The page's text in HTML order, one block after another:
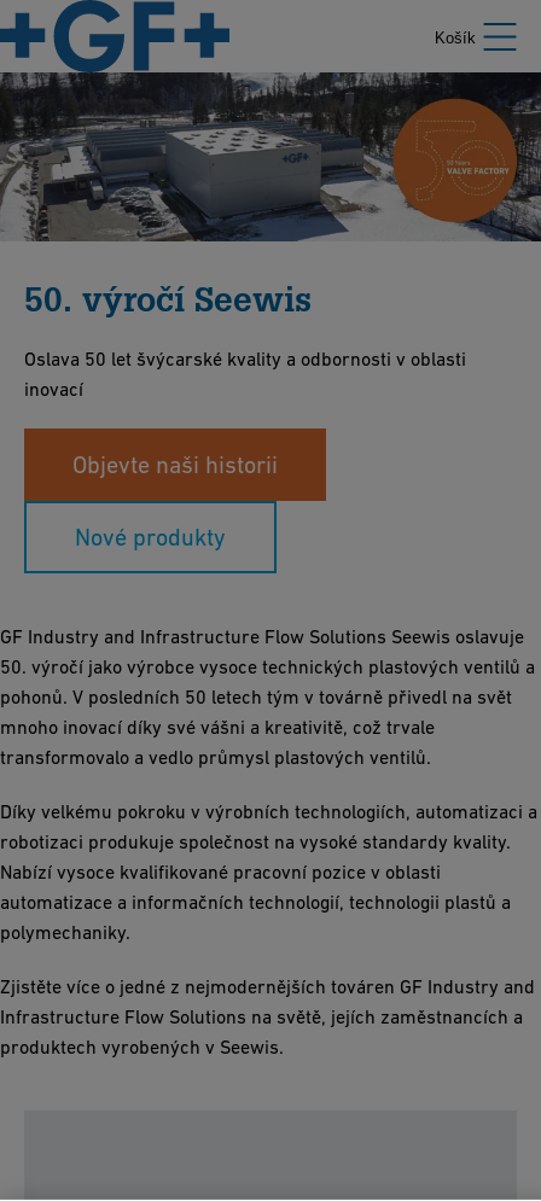
Košík
50. výročí Seewis
Oslava 50 let švýcarské kvality a odbornosti v oblasti
inovací
Objevte naši historii
Nové produkty
GF Industry and Infrastructure Flow Solutions Seewis oslavuje
50. výročí jako výrobce vysoce technických plastových ventilů a
pohonů. V posledních 50 letech tým v továrně přivedl na svět
mnoho inovací díky své vášni a kreativitě, což trvale
transformovalo a vedlo průmysl plastových ventilů.
Díky velkému pokroku v výrobních technologiích, automatizaci a
robotizaci produkuje společnost na vysoké standardy kvality.
Nabízí vysoce kvalifikované pracovní pozice v oblasti
automatizace a informačních technologií, technologii plastů a
polymechaniky.
Zjistěte více o jedné z nejmodernějších továren GF Industry and
Infrastructure Flow Solutions na světě, jejích zaměstnancích a
produktech vyrobených v Seewis.